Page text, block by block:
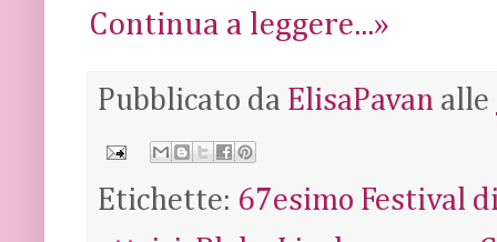
Continua a leggere...»
Pubblicato da ElisaPavan alle
Etichette: 67esimo Festival